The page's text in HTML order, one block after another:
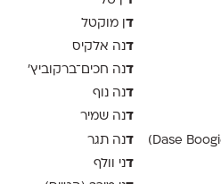
ד ן מוקטל
דנה אלקיס
דנה חכים־ברקוביץ׳
דנה נוף
דנה שמיר
דנה תגר
דני וולף